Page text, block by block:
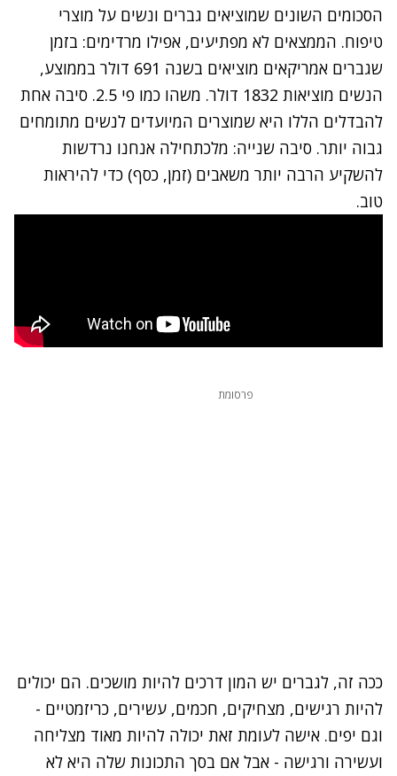
הסכומים השונים שמוציאים גברים ונשים על מוצרי
טיפוח. הממצאים לא מפתיעים, אפילו מרדימים: בזמן
שגברים אמריקאים מוציאים בשנה 691 דולר בממוצע,
הנשים מוציאות 1832 דולר. משהו כמו פי 2.5. סיבה אחת
להבדלים הללו היא שמוצרים המיועדים לנשים מתומחים
גבוה יותר. סיבה שנייה: מלכתחילה אנחנו נרדשות
להשקיע הרבה יותר משאבים (זמן, כסף) כדי להיראות
טוב.
פרסומת
ככה זה, לגברים יש המון דרכים להיות מושכים. הם יכולים
להיות רגישים, מצחיקים, חכמים, עשירים, כריזמטיים -
וגם יפים. אישה לעומת זאת יכולה להיות מאוד מצליחה
ועשירה ורגישה - אבל אם בסך התכונות שלה היא לא